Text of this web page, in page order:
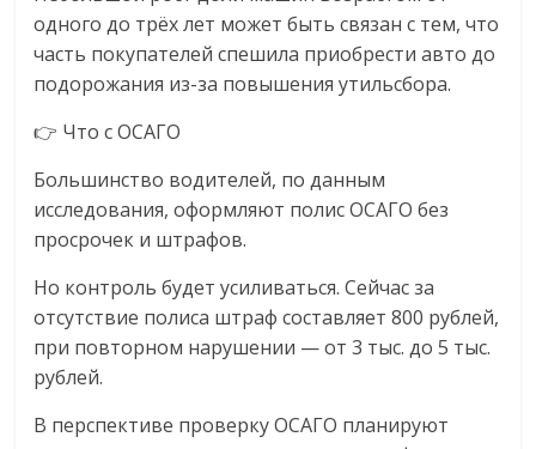
одного до трёх лет может быть связан с тем, что
часть покупателей спешила приобрести авто до
подорожания из-за повышения утильсбора.
👉 Что с ОСАГО
Большинство водителей, по данным
исследования, оформляют полис ОСАГО без
просрочек и штрафов.
Но контроль будет усиливаться. Сейчас за
отсутствие полиса штраф составляет 800 рублей,
при повторном нарушении — от 3 тыс. до 5 тыс.
рублей.
В перспективе проверку ОСАГО планируют